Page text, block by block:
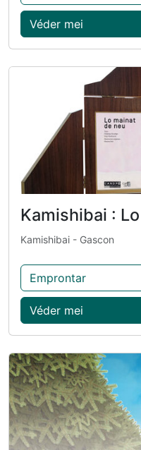
Véder mei
Kamishibai :
Kamishibai - Gascon
Emprontar
Véder mei